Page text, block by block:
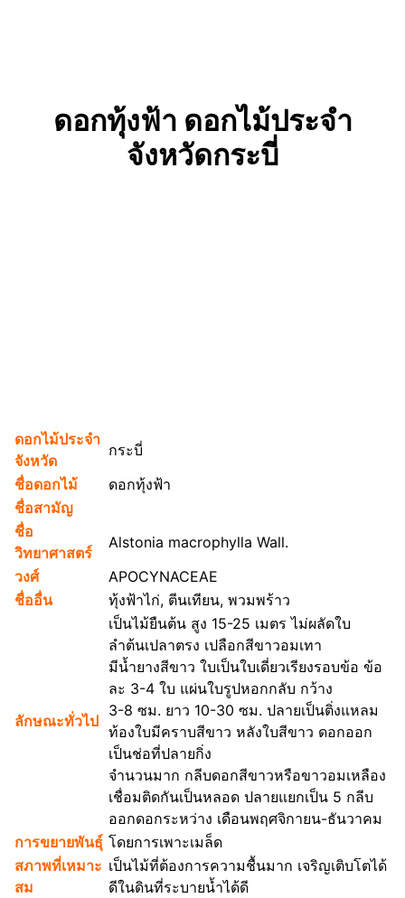
ดอกทุ้งฟ้า ดอกไม้ประจำ
จังหวัดกระบี่
ดอกไม้ประจำ
จังหวัด
กระบี่
ชื่อดอกไม้
ดอกทุ้งฟ้า
ชื่อสามัญ
ชื่อ
วิทยาศาสตร์
Alstonia macrophylla Wall.
วงศ์
APOCYNACEAE
ชื่ออื่น
ทุ้งฟ้าไก่, ตีนเทียน, พวมพร้าว
ลักษณะทั่วไป
เป็นไม้ยืนต้น สูง 15-25 เมตร ไม่ผลัดใบ
ลำต้นเปลาตรง เปลือกสีขาวอมเทา
มีน้ำยางสีขาว ใบเป็นใบเดี่ยวเรียงรอบข้อ ข้อ
ละ 3-4 ใบ แผ่นใบรูปหอกกลับ กว้าง
3-8 ซม. ยาว 10-30 ซม. ปลายเป็นติ่งแหลม
ท้องใบมีคราบสีขาว หลังใบสีขาว ดอกออก
เป็นช่อที่ปลายกิ่ง
จำนวนมาก กลีบดอกสีขาวหรือขาวอมเหลือง
เชื่อมติดกันเป็นหลอด ปลายแยกเป็น 5 กลีบ
ออกดอกระหว่าง เดือนพฤศจิกายน-ธันวาคม
การขยายพันธุ์ โดยการเพาะเมล็ด
สภาพที่เหมาะ
สม
เป็นไม้ที่ต้องการความชื้นมาก เจริญเติบโตได้
ดีในดินที่ระบายน้ำได้ดี